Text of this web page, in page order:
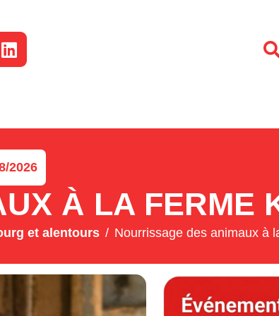
2026
À LA FERME
et alentours Nourrissage des animaux à